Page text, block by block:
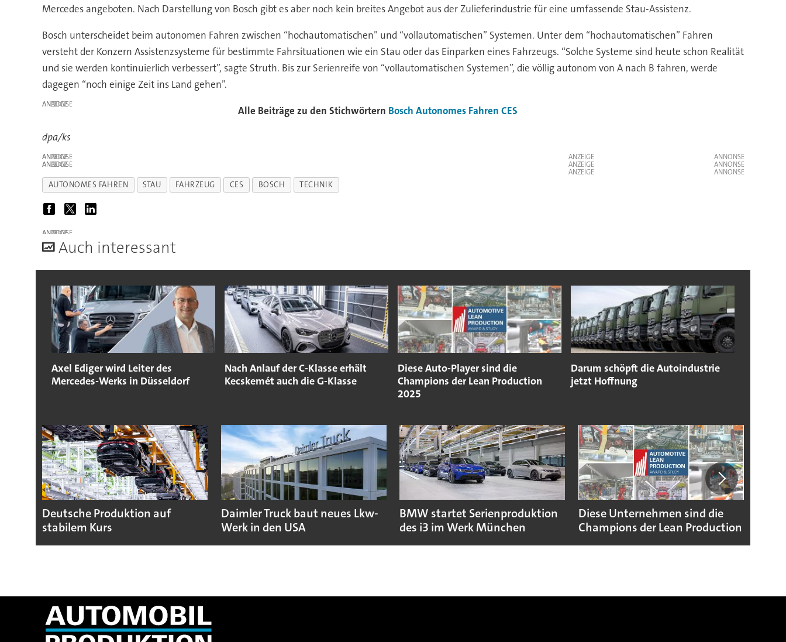
Mercedes angeboten. Nach Darstellung von Bosch gibt es aber noch kein breites Angebot aus der Zulieferindustrie für eine umfassende Stau-Assistenz.
Bosch unterscheidet beim autonomen Fahren zwischen “hochautomatischen” und “vollautomatischen” Systemen. Unter dem “hochautomatischen” Fahren
versteht der Konzern Assistenzsysteme für bestimmte Fahrsituationen wie ein Stau oder das Einparken eines Fahrzeugs. “Solche Systeme sind heute schon Realität
und sie werden kontinuierlich verbessert”, sagte Struth. Bis zur Serienreife von “vollautomatischen Systemen”, die völlig autonom von A nach B fahren, werde
dagegen “noch einige Zeit ins Land gehen”.
ANZEIGE Alle Beiträge zu den Stichwörtern Bosch Autonomes Fahren CES
dpa/ks
ANZEIGE
ANZEIGE
ANZEIGE
ANZEIGE
ANZEIGE
AUTONOMES FAHREN STAU FAHRZEUG CES BOSCH TECHNIK
ANZEIGE
Auch interessant
Axel Ediger wird Leiter des
Mercedes-Werks in Düsseldorf
Nach Anlauf der C-Klasse erhält
Kecskemét auch die G-Klasse
Diese Auto-Player sind die
Champions der Lean Production
2025
Darum schöpft die Autoindustrie
jetzt Hoffnung
Deutsche Produktion auf
stabilem Kurs
Daimler Truck baut neues Lkw-
Werk in den USA
BMW startet Serienproduktion
des i3 im Werk München
Diese Unternehmen sind die
Champions der Lean Production